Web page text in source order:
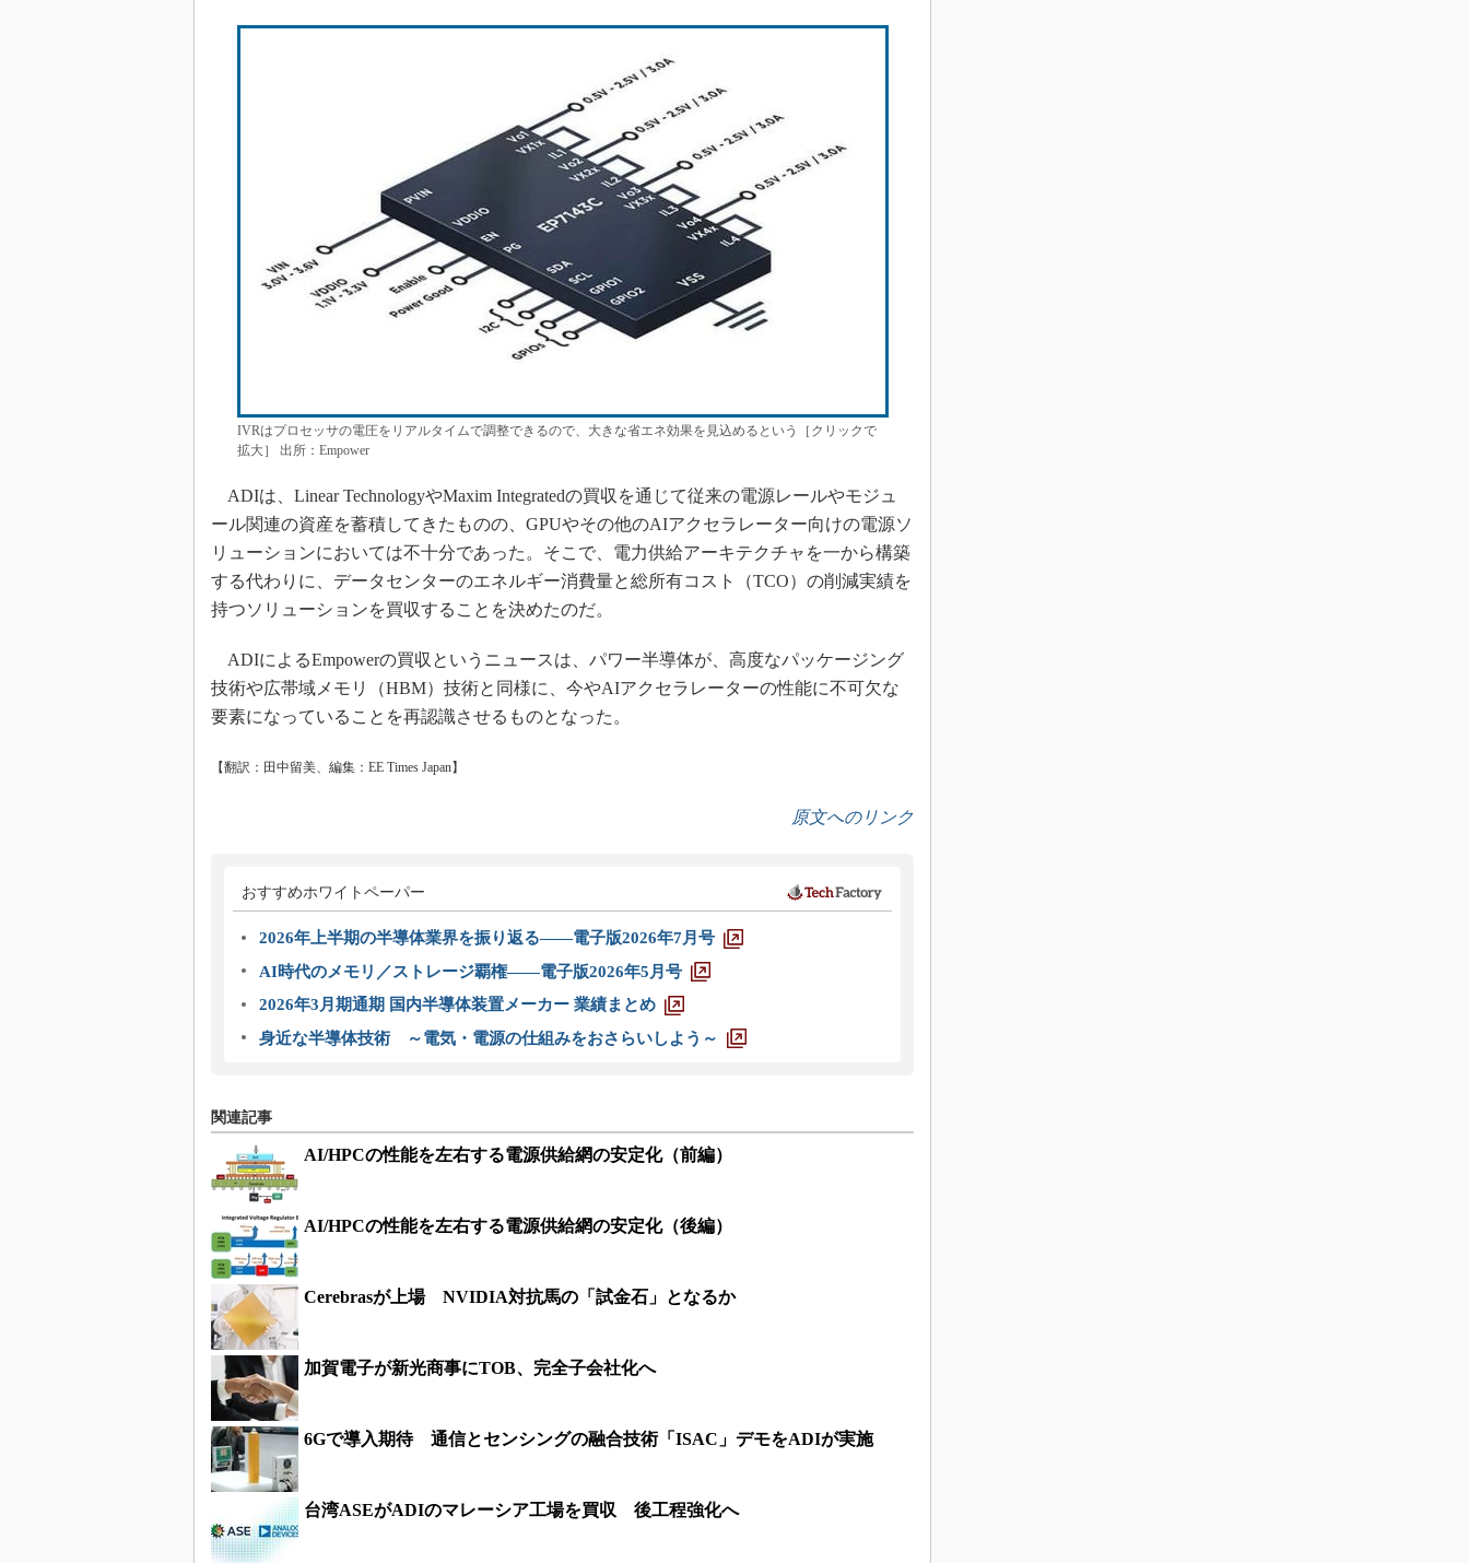
IVRはプロセッサの電圧をリアルタイムで調整できるので、大きな省エネ効果を見込めるという［クリックで
拡大］ 出所：Empower
ADIは、Linear TechnologyやMaxim Integratedの買収を通じて従来の電源レールやモジュ
ール関連の資産を蓄積してきたものの、GPUやその他のAIアクセラレーター向けの電源ソ
リューションにおいては不十分であった。そこで、電力供給アーキテクチャを一から構築
する代わりに、データセンターのエネルギー消費量と総所有コスト（TCO）の削減実績を
持つソリューションを買収することを決めたのだ。
ADIによるEmpowerの買収というニュースは、パワー半導体が、高度なパッケージング
技術や広帯域メモリ（HBM）技術と同様に、今やAIアクセラレーターの性能に不可欠な
要素になっていることを再認識させるものとなった。
【翻訳：田中留美、編集：EE Times Japan】
原文へのリンク
おすすめホワイトペーパー
2026年上半期の半導体業界を振り返る――電子版2026年7月号
AI時代のメモリ／ストレージ覇権――電子版2026年5月号
2026年3月期通期 国内半導体装置メーカー 業績まとめ
身近な半導体技術 ～電気・電源の仕組みをおさらいしよう～
関連記事
AI/HPCの性能を左右する電源供給網の安定化（前編）
AI/HPCの性能を左右する電源供給網の安定化（後編）
Cerebrasが上場 NVIDIA対抗馬の「試金石」となるか
加賀電子が新光商事にTOB、完全子会社化へ
6Gで導入期待 通信とセンシングの融合技術「ISAC」デモをADIが実施
台湾ASEがADIのマレーシア工場を買収 後工程強化へ